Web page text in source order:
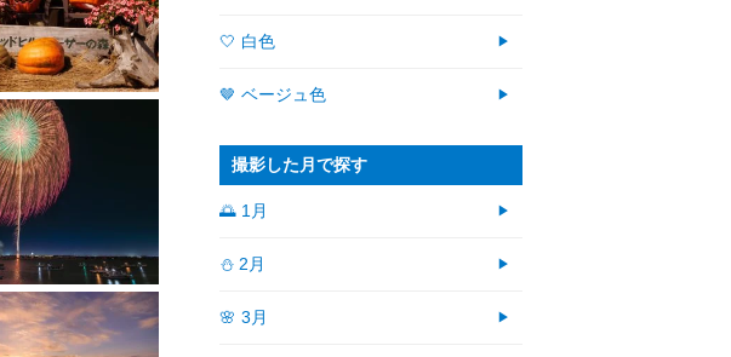
🤍 白色
🤎 ベージュ色
撮影した月で探す
🌅 1月
⛄ 2月
🌸 3月